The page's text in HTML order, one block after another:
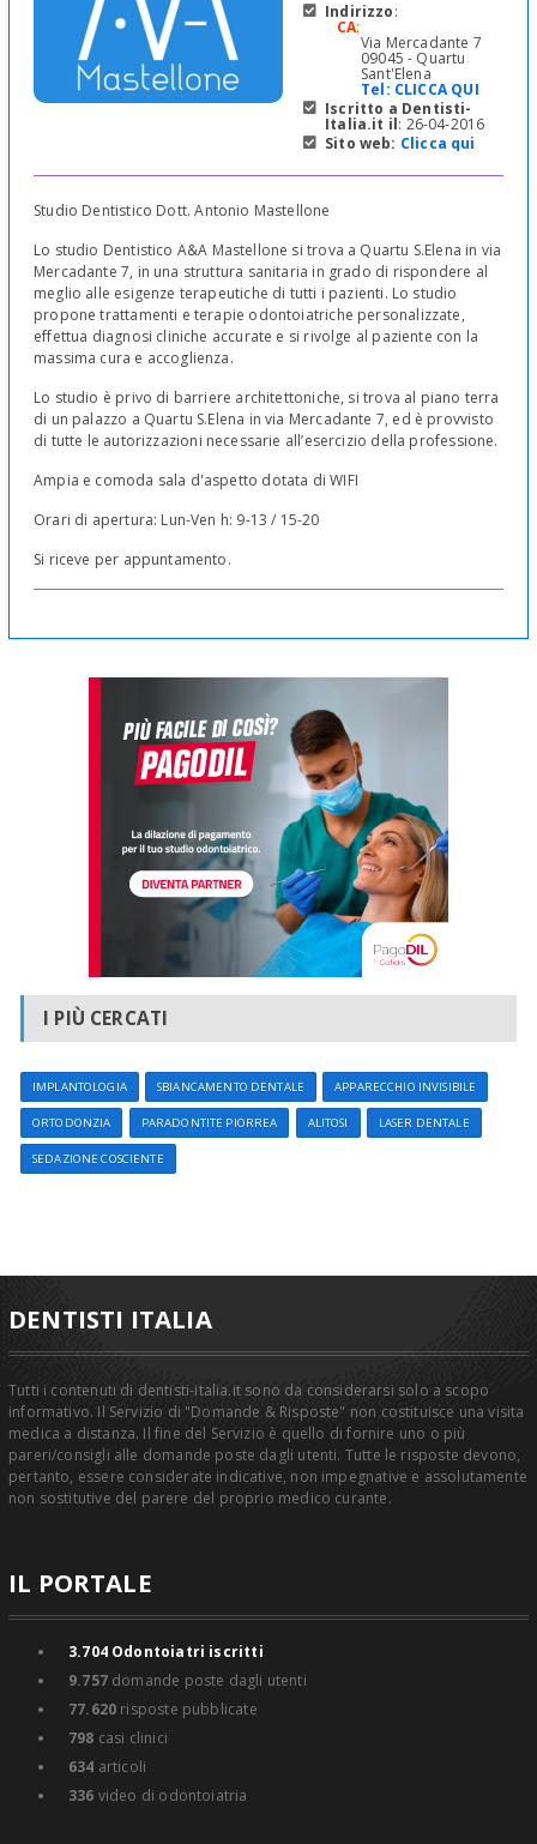
Indirizzo:
CA:
Via Mercadante 7
09045 - Quartu
Sant'Elena
Tel: CLICCA QUI
Iscritto a Dentisti-
Italia.it il: 26-04-2016
Sito web: Clicca qui
Studio Dentistico Dott. Antonio Mastellone
Lo studio Dentistico A&A Mastellone si trova a Quartu S.Elena in via
Mercadante 7, in una struttura sanitaria in grado di rispondere al
meglio alle esigenze terapeutiche di tutti i pazienti. Lo studio
propone trattamenti e terapie odontoiatriche personalizzate,
effettua diagnosi cliniche accurate e si rivolge al paziente con la
massima cura e accoglienza.
Lo studio è privo di barriere architettoniche, si trova al piano terra
di un palazzo a Quartu S.Elena in via Mercadante 7, ed è provvisto
di tutte le autorizzazioni necessarie all’esercizio della professione.
Ampia e comoda sala d'aspetto dotata di WIFI
Orari di apertura: Lun-Ven h: 9-13 / 15-20
Si riceve per appuntamento.
I PIÙ CERCATI
IMPLANTOLOGIA SBIANCAMENTO DENTALE APPARECCHIO INVISIBILE
ORTODONZIA PARADONTITE PIORREA ALITOSI LASER DENTALE
SEDAZIONE COSCIENTE
DENTISTI ITALIA
Tutti i contenuti di dentisti-italia.it sono da considerarsi solo a scopo
informativo. Il Servizio di "Domande & Risposte" non costituisce una visita
medica a distanza. Il fine del Servizio è quello di fornire uno o più
pareri/consigli alle domande poste dagli utenti. Tutte le risposte devono,
pertanto, essere considerate indicative, non impegnative e assolutamente
non sostitutive del parere del proprio medico curante.
IL PORTALE
3.704Odontoiatri iscritti
9.757domande poste dagli utenti
77.620 risposte pubblicate
798 casi clinici
634 articoli
336 video di odontoiatria